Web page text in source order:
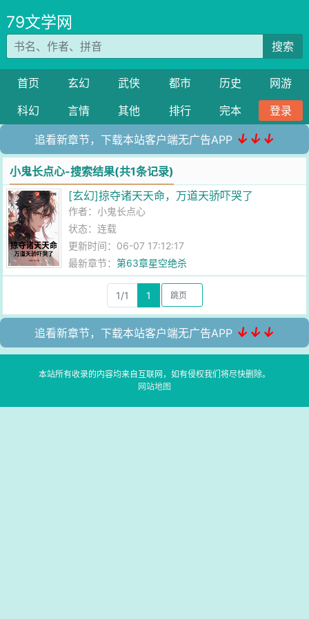
79文学网
搜索
首页 玄幻 武侠 都市 历史
网游
科幻
言情 其他 排行 完本 登录
追看新章节，下载本站客户端无广告APP ↓↓↓
小鬼长点心-搜索结果(共1条记录)
[玄幻]掠夺诸天天命，万道天骄吓哭了
作者： 小鬼长点心
状态：连载
更新时间：06-07 17:12:17
最新章节：第63章星空绝杀
1/1 1
追看新章节，下载本站客户端无广告APP ↓↓↓
本站所有收录的内容均来自互联网，如有侵权我们将尽快删除。
网站地图